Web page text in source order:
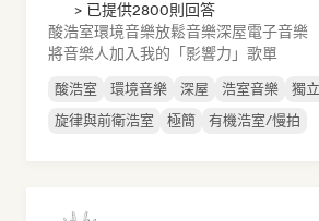
> 已提供2800則回答
酸浩室環境音樂放鬆音樂深屋電子音樂
將音樂人加入我的「影響力」歌單
酸浩室 環境音樂 深屋 浩室音樂
獨
旋律與前衛浩室
極簡 有機浩室/慢拍